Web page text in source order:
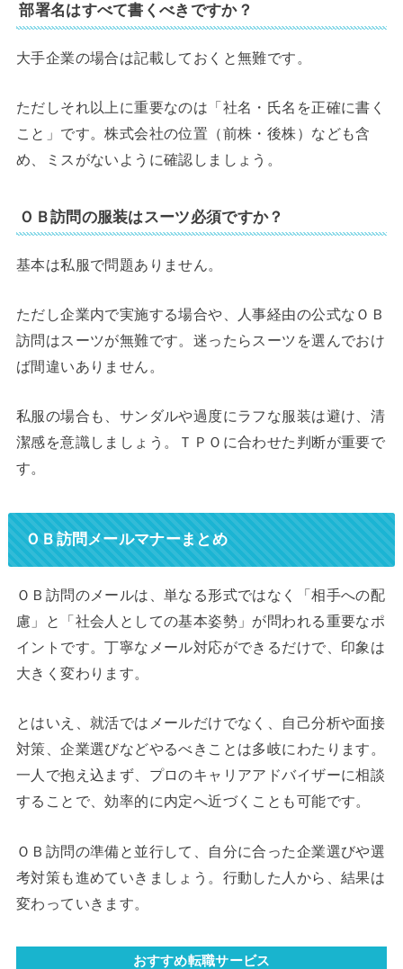
部署名はすべて書くべきですか？
大手企業の場合は記載しておくと無難です。
ただしそれ以上に重要なのは「社名・氏名を正確に書く
こと」です。株式会社の位置（前株・後株）なども含
め、ミスがないように確認しましょう。
ＯＢ訪問の服装はスーツ必須ですか？
基本は私服で問題ありません。
ただし企業内で実施する場合や、人事経由の公式なＯＢ
訪問はスーツが無難です。迷ったらスーツを選んでおけ
ば間違いありません。
私服の場合も、サンダルや過度にラフな服装は避け、清
潔感を意識しましょう。ＴＰＯに合わせた判断が重要で
す。
ＯＢ訪問メールマナーまとめ
ＯＢ訪問のメールは、単なる形式ではなく「相手への配
慮」と「社会人としての基本姿勢」が問われる重要なポ
イントです。丁寧なメール対応ができるだけで、印象は
大きく変わります。
とはいえ、就活ではメールだけでなく、自己分析や面接
対策、企業選びなどやるべきことは多岐にわたります。
一人で抱え込まず、プロのキャリアアドバイザーに相談
することで、効率的に内定へ近づくことも可能です。
ＯＢ訪問の準備と並行して、自分に合った企業選びや選
考対策も進めていきましょう。行動した人から、結果は
変わっていきます。
おすすめ転職サービス